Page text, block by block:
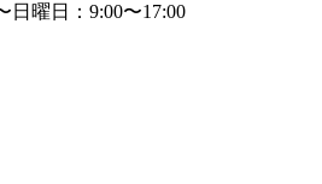
日曜日 ：9:00〜17:00